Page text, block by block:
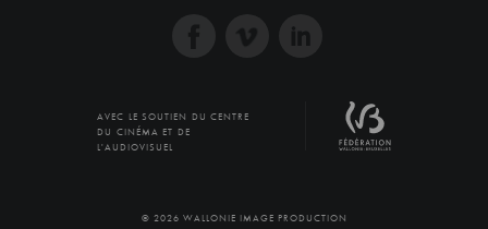
AVEC LE SOUTIEN DU CENTRE
DU CINÉMA ET DE
L'AUDIOVISUEL
© 2026 WALLONIE IMAGE PRODUCTION